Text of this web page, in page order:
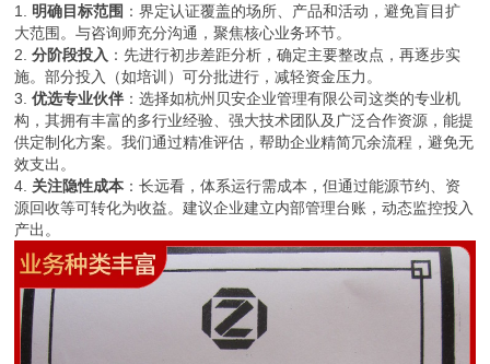
1. 明确目标范围 ：界定认证覆盖的场所、产品和活动，避免盲目扩
大范围。与咨询师充分沟通，聚焦核心业务环节。
2.分阶段投入 ：先进行初步差距分析，确定主要整改点，再逐步实
施。部分投入（如培训）可分批进行，减轻资金压力。
3.优选专业伙伴 ：选择如杭州贝安企业管理有限公司这类的专业机
构，其拥有丰富的多行业经验、强大技术团队及广泛合作资源，能提
供定制化方案。我们通过精准评估，帮助企业精简冗余流程，避免无
效支出。
4. 关注隐性成本 ：长远看，体系运行需成本，但通过能源节约、资
源回收等可转化为收益。建议企业建立内部管理台账，动态监控投入
产出。